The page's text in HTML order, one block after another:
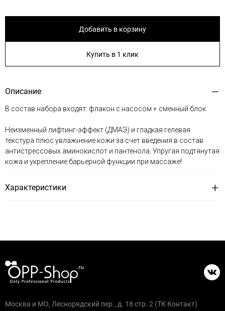
Добавить в корзину
Купить в 1 клик
Описание
В состав набора входят: флакон с насосом + сменный блок
Неизменный лифтинг-эффект (ДМАЭ) и гладкая гелевая
текстура плюс увлажнение кожи за счет введения в состав
антистрессовых аминокислот и пантенола. Упругая подтянутая
кожа и укрепление барьерной функции при массаже!
Характеристики
Москва и МО, Леснорядский пер., д. 18 стр. 2 (ТК Контакт)